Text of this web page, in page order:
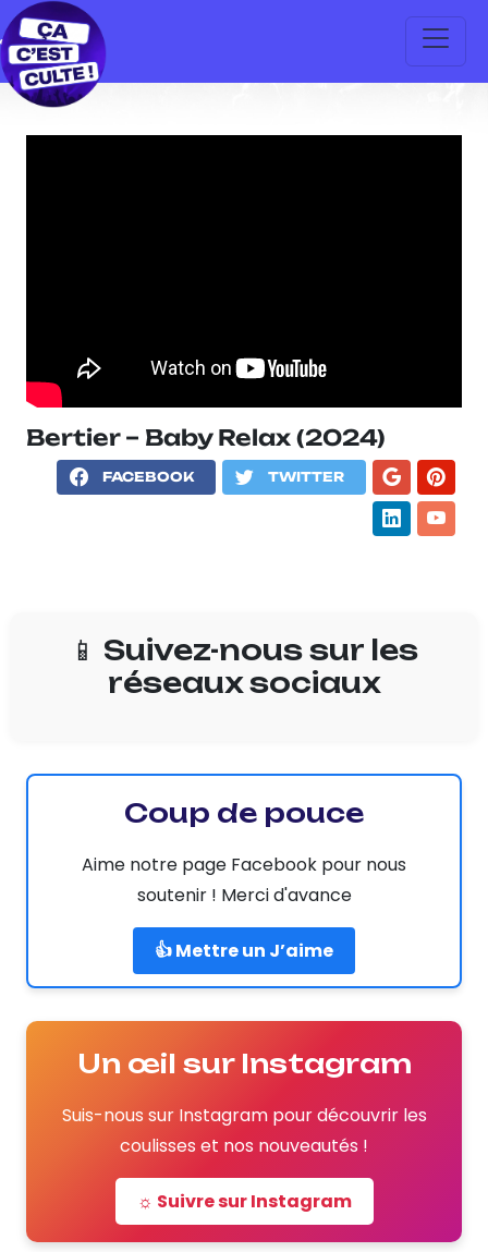
Bertier – Baby Relax (2024)
FACEBOOK TWITTER
📱 Suivez-nous sur les
réseaux sociaux
Coup de pouce
Aime notre page Facebook pour nous
soutenir ! Merci d'avance
👍 Mettre un J’aime
Un œil sur Instagram
Suis-nous sur Instagram pour découvrir les
coulisses et nos nouveautés !
☼ Suivre sur Instagram